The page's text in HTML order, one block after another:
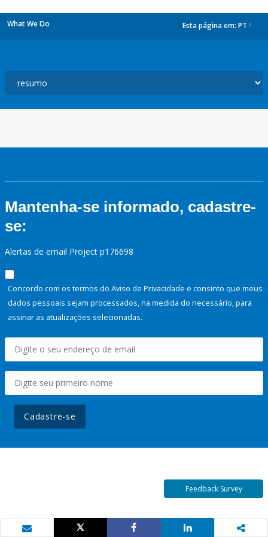
What We Do Esta página em: PT
Mantenha-se informado, cadastre-
se:
Alertas de email Project p176698
Concordo com os termos do Aviso de Privacidade e consinto que meus
dados pessoais sejam processados, na medida do necessário, para
assinar as atualizações selecionadas.
Cadastre-se
Feedback Survey